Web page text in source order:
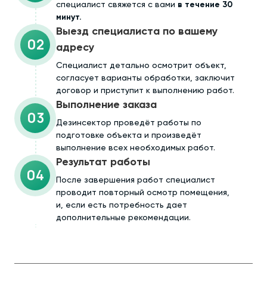
специалист свяжется с вами в течение 30
минут.
02
Выезд специалиста по вашему
адресу
Cпециалист детально осмотрит объект,
согласует варианты обработки, заключит
договор и приступит к выполнению работ.
03
Выполнение заказа
Дезинсектор проведёт работы по
подготовке объекта и произведёт
выполнение всех необходимых работ.
04
Результат работы
После завершения работ специалист
проводит повторный осмотр помещения,
и, если есть потребность дает
дополнительные рекомендации.